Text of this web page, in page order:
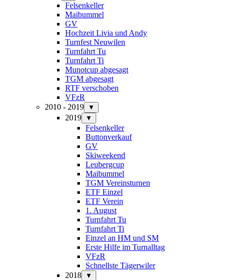
Felsenkeller
Maibummel
GV
Hochzeit Livia und Andy
Turnfest Neuwilen
Turnfahrt Tu
Turnfahrt Ti
Munotcup abgesagt
TGM abgesagt
RTF verschoben
VFzR
2010 - 2019
▼
2019 ▼
Felsenkeller
Buttonverkauf
GV
Skiweekend
Leubergcup
Maibummel
TGM Vereinsturnen
ETF Einzel
ETF Verein
1. August
Turnfahrt Tu
Turnfahrt Ti
Einzel an HM und SM
Erste Hilfe im Turnalltag
VFzR
Schnellste Tägerwiler
2018
▼